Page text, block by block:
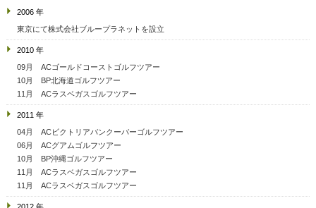
2006 年
東京にて株式会社ブループラネットを設立
2010 年
09月 ACゴールドコーストゴルフツアー
10月 BP北海道ゴルフツアー
11月 ACラスベガスゴルフツアー
2011 年
04月 ACビクトリアバンクーバーゴルフツアー
06月 ACグアムゴルフツアー
10月 BP沖縄ゴルフツアー
11月 ACラスベガスゴルフツアー
11月 ACラスベガスゴルフツアー